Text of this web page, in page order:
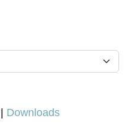
Downloads